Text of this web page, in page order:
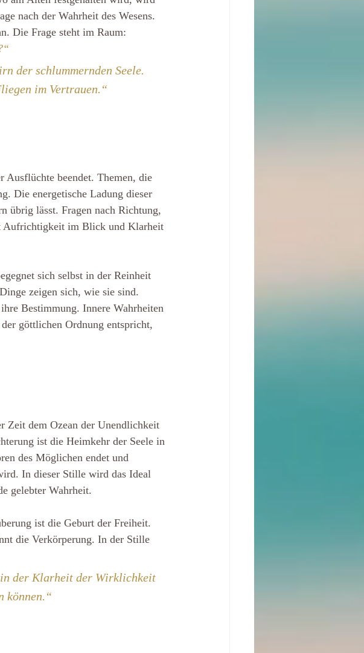
nach der Wahrheit des Wesens.
Die Frage steht im Raum:
der schlummernden Seele.
im Vertrauen.“
Ausflüchte beendet. Themen, die
Die energetische Ladung dieser
übrig lässt. Fragen nach Richtung,
Aufrichtigkeit im Blick und Klarheit
sich selbst in der Reinheit
zeigen sich, wie sie sind.
Bestimmung. Innere Wahrheiten
göttlichen Ordnung entspricht,
Zeit dem Ozean der Unendlichkeit
ist die Heimkehr der Seele in
des Möglichen endet und
In dieser Stille wird das Ideal
gelebter Wahrheit.
ist die Geburt der Freiheit.
die Verkörperung. In der Stille
in der Klarheit der Wirklichkeit
können.“